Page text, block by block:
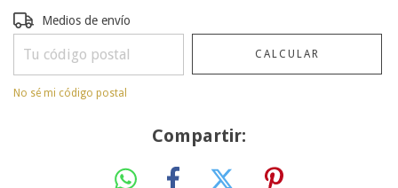
Entregas para el CP:
Medios de envío
CALCULAR
No sé mi código postal
Compartir: